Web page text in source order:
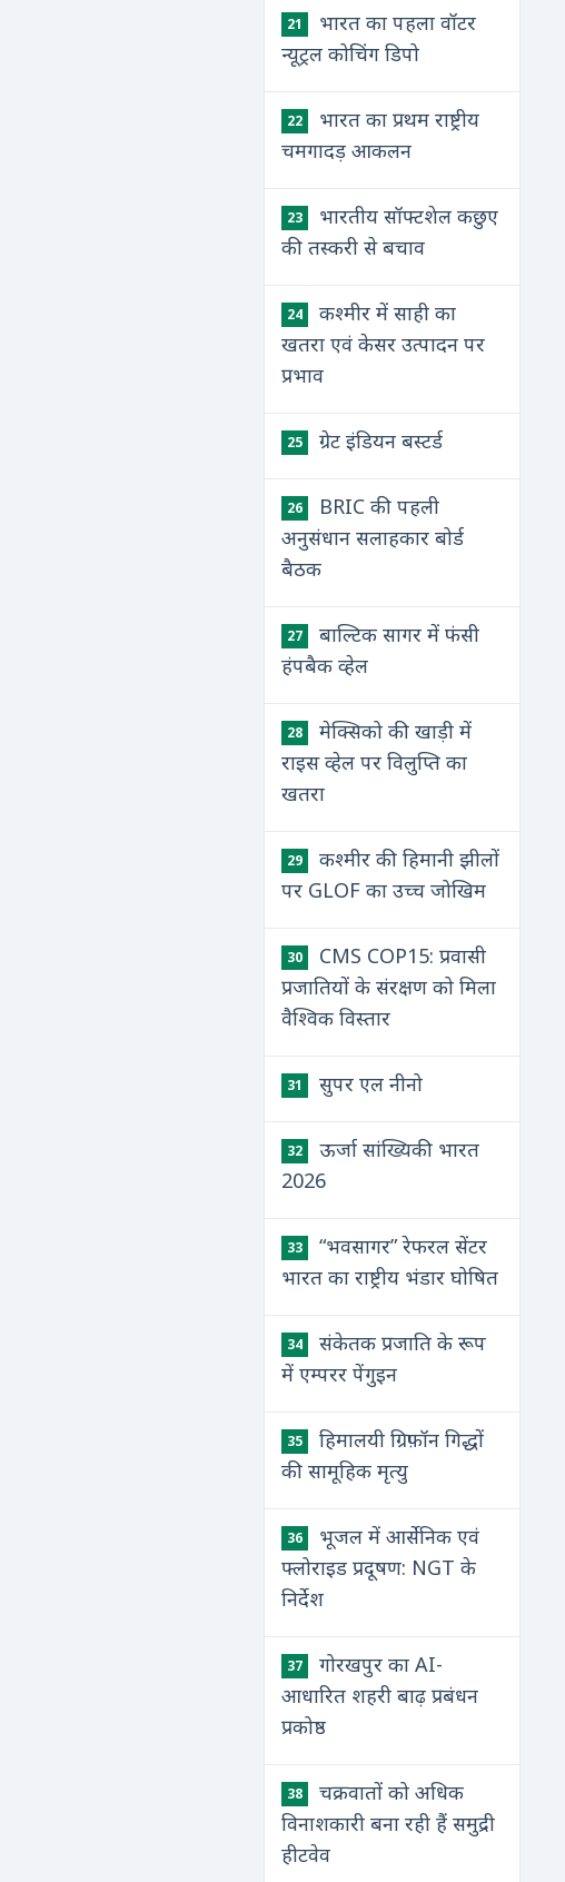
21
भारत का पहला वॉटर
न्‍यूट्रल कोचिंग डिपो
22
भारत का प्रथम राष्ट्रीय
चमगादड़ आकलन
23
भारतीय सॉफ्टशेल कछुए
की तस्करी से बचाव
24
कश्मीर में साही का
खतरा एवं केसर उत्पादन पर
प्रभाव
25 ग्रेट इंडियन बस्टर्ड
26
BRIC की पहली
अनुसंधान सलाहकार बोर्ड
बैठक
27
बाल्टिक सागर में फंसी
हंपबैक व्हेल
28
मेक्सिको की खाड़ी में
राइस व्हेल पर विलुप्ति का
खतरा
29
कश्मीर की हिमानी झीलों
पर GLOF का उच्च जोखिम
30
CMS COP15: प्रवासी
प्रजातियों के संरक्षण को मिला
वैश्विक विस्तार
31 सुपर एल नीनो
32
ऊर्जा सांख्यिकी भारत
2026
33
“भवसागर” रेफरल सेंटर
भारत का राष्ट्रीय भंडार घोषित
34
संकेतक प्रजाति के रूप
में एम्परर पेंगुइन
35
हिमालयी ग्रिफ़ॉन गिद्धों
की सामूहिक मृत्यु
36
भूजल में आर्सेनिक एवं
फ्लोराइड प्रदूषण: NGT के
निर्देश
37
गोरखपुर का AI-
आधारित शहरी बाढ़ प्रबंधन
प्रकोष्ठ
38
चक्रवातों को अधिक
विनाशकारी बना रही हैं समुद्री
हीटवेव